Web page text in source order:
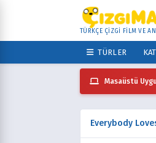
TÜRKÇE ÇİZGİ FİLM VE
TÜRLER
Masaüstü
Everybody